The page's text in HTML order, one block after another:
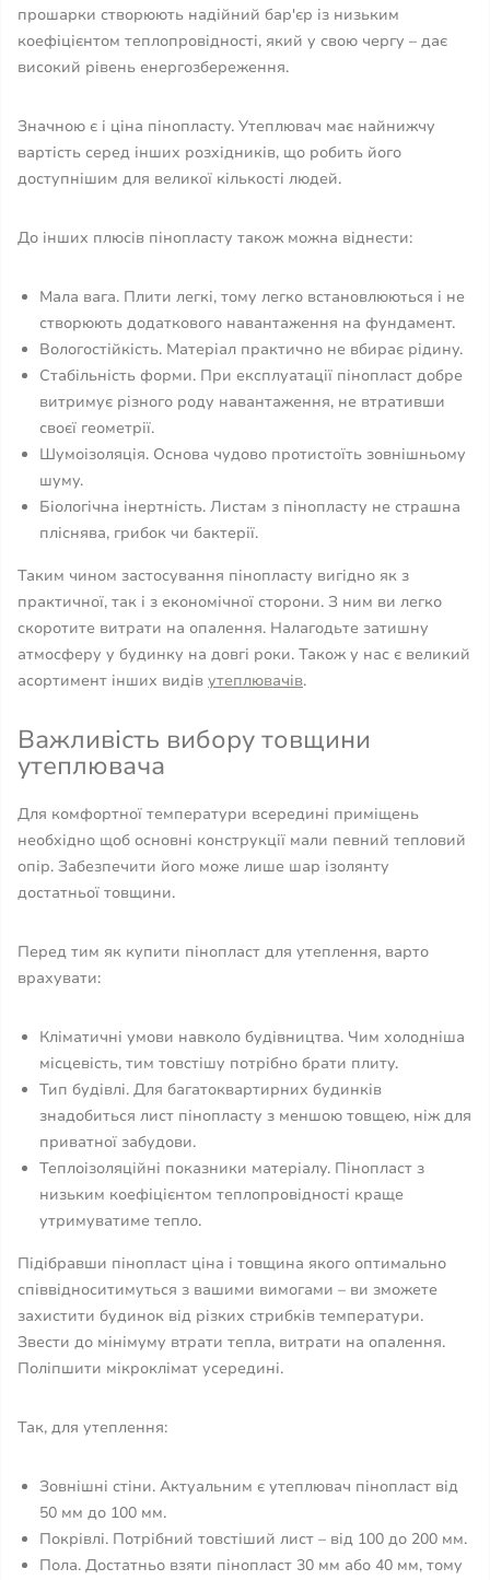
прошарки створюють надійний бар'єр із низьким
коефіцієнтом теплопровідності, який у свою чергу – дає
високий рівень енергозбереження.
Значною є і ціна пінопласту. Утеплювач має найнижчу
вартість серед інших розхідників, що робить його
доступнішим для великої кількості людей.
До інших плюсів пінопласту також можна віднести:
Мала вага. Плити легкі, тому легко встановлюються і не
створюють додаткового навантаження на фундамент.
Вологостійкість. Матеріал практично не вбирає рідину.
Стабільність форми. При експлуатації пінопласт добре
витримує різного роду навантаження, не втративши
своєї геометрії.
Шумоізоляція. Основа чудово протистоїть зовнішньому
шуму.
Біологічна інертність. Листам з пінопласту не страшна
пліснява, грибок чи бактерії.
Таким чином застосування пінопласту вигідно як з
практичної, так і з економічної сторони. З ним ви легко
скоротите витрати на опалення. Налагодьте затишну
атмосферу у будинку на довгі роки. Також у нас є великий
асортимент інших видів утеплювачів.
Важливість вибору товщини
утеплювача
Для комфортної температури всередині приміщень
необхідно щоб основні конструкції мали певний тепловий
опір. Забезпечити його може лише шар ізолянту
достатньої товщини.
Перед тим як купити пінопласт для утеплення, варто
врахувати:
Кліматичні умови навколо будівництва. Чим холодніша
місцевість, тим товстішу потрібно брати плиту.
Тип будівлі. Для багатоквартирних будинків
знадобиться лист пінопласту з меншою товщею, ніж для
приватної забудови.
Теплоізоляційні показники матеріалу. Пінопласт з
низьким коефіцієнтом теплопровідності краще
утримуватиме тепло.
Підібравши пінопласт ціна і товщина якого оптимально
співвідноситимуться з вашими вимогами – ви зможете
захистити будинок від різких стрибків температури.
Звести до мінімуму втрати тепла, витрати на опалення.
Поліпшити мікроклімат усередині.
Так, для утеплення:
Зовнішні стіни. Актуальним є утеплювач пінопласт від
50 мм до 100 мм.
Покрівлі. Потрібний товстіший лист – від 100 до 200 мм.
Пола. Достатньо взяти пінопласт 30 мм або 40 мм, тому